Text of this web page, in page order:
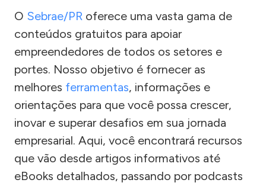
O Sebrae/PR oferece uma vasta gama de
conteúdos gratuitos para apoiar
empreendedores de todos os setores e
portes. Nosso objetivo é fornecer as
melhores ferramentas, informações e
orientações para que você possa crescer,
inovar e superar desafios em sua jornada
empresarial. Aqui, você encontrará recursos
que vão desde artigos informativos até
eBooks detalhados, passando por podcasts